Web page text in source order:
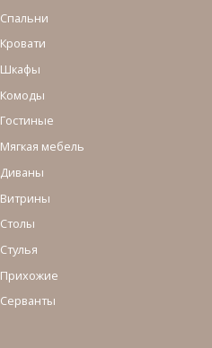
Спальни
Кровати
Шкафы
Комоды
Гостиные
Мягкая мебель
Диваны
Витрины
Столы
Стулья
Прихожие
Серванты